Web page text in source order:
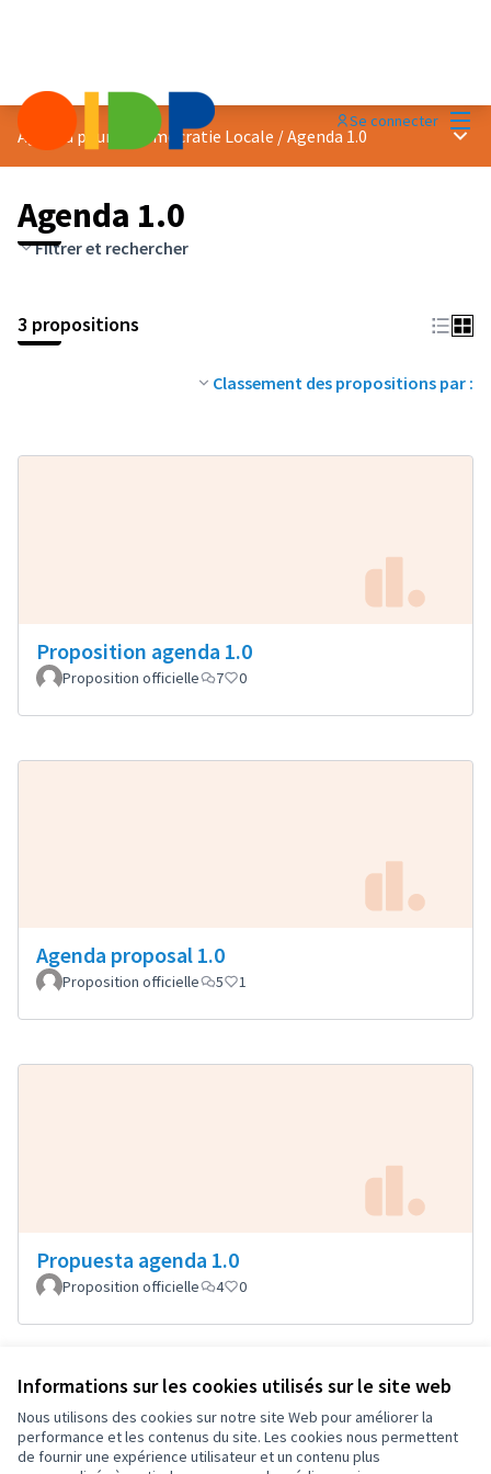
Informations sur les cookies utilisés sur le site web
Nous utilisons des cookies sur notre site Web pour améliorer la
performance et les contenus du site. Les cookies nous permettent
de fournir une expérience utilisateur et un contenu plus
Se connecter
Agenda pour la Démocratie Locale /Agenda 1.0
Agenda 1.0
Filtrer et rechercher
3 propositions
Classement des propositions par :
Proposition agenda 1.0
Proposition officielle 7 0
Agenda proposal 1.0
Proposition officielle 5 1
Propuesta agenda 1.0
Proposition officielle 4 0
Conditions d'utilisation
Paramètres des cookies
OIDP sur X
(Lien externe)
OIDP sur Facebook
(Lien externe)
OIDP sur YouTube
(Lien externe)
Français